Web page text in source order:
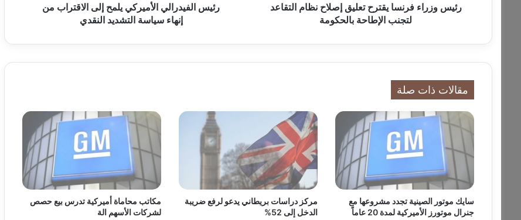
س
ق
ح
ق
ص
ل
رئيس وزراء فرنسا يقترح تعليق إصلاح نظام التقاعد
لتجنب الإطاحة بالحكومة
ي
ل
م
ح
إ
رئيس الفيدرالي الأميركي يلمح إلى الاقتراب من
إنهاء سياسة التشديد النقدي
مقالات ذات صلة
سايك موتور الصينية تجدد مشروعها مع
جنرال موتورز الأميركية لمدة 20 عاماً
مركز دراسات بريطاني يدعو لرفع ضريبة
الدخل إلى 52%
مكاتب محاماة أميركية تدرس بيع حصص
لشركات الأسهم الة